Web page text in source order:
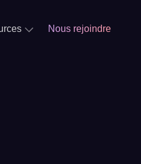
Nous rejoindre